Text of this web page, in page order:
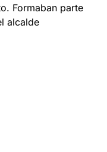
Formaban parte
alcalde